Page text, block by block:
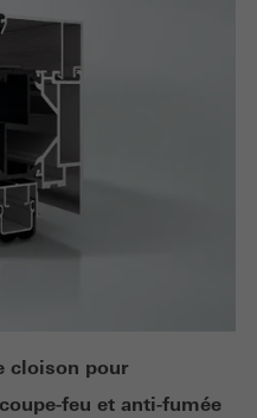
cloison pour
feu et anti-fumée
indispensables), ne
au bon
et ne peuvent pas être
parties des pages web
pas être mis à disposition.
l´offre, par exemple en
menées. Ces cookies sont